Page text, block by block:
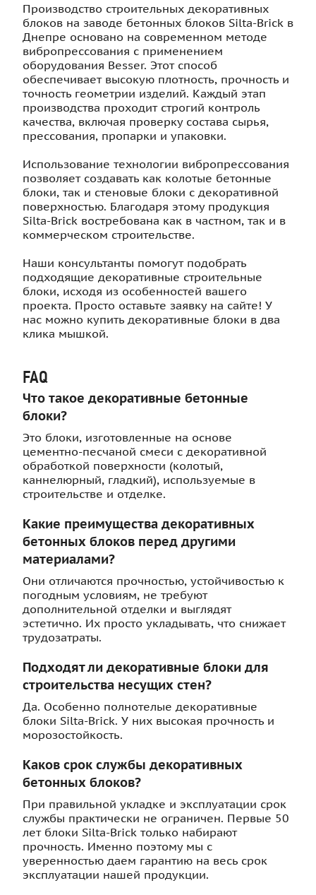
Производство строительных декоративных
блоков на заводе бетонных блоков Silta-Brick в
Днепре основано на современном методе
вибропрессования с применением
оборудования Besser. Этот способ
обеспечивает высокую плотность, прочность и
точность геометрии изделий. Каждый этап
производства проходит строгий контроль
качества, включая проверку состава сырья,
прессования, пропарки и упаковки.
Использование технологии вибропрессования
позволяет создавать как колотые бетонные
блоки, так и стеновые блоки с декоративной
поверхностью. Благодаря этому продукция
Silta-Brick востребована как в частном, так и в
коммерческом строительстве.
Наши консультанты помогут подобрать
подходящие декоративные строительные
блоки, исходя из особенностей вашего
проекта. Просто оставьте заявку на сайте! У
нас можно купить декоративные блоки в два
клика мышкой.
FAQ
Что такое декоративные бетонные
блоки?
Это блоки, изготовленные на основе
цементно-песчаной смеси с декоративной
обработкой поверхности (колотый,
каннелюрный, гладкий), используемые в
строительстве и отделке.
Какие преимущества декоративных
бетонных блоков перед другими
материалами?
Они отличаются прочностью, устойчивостью к
погодным условиям, не требуют
дополнительной отделки и выглядят
эстетично. Их просто укладывать, что снижает
трудозатраты.
Подходят ли декоративные блоки для
строительства несущих стен?
Да. Особенно полнотелые декоративные
блоки Silta-Brick. У них высокая прочность и
морозостойкость.
Каков срок службы декоративных
бетонных блоков?
При правильной укладке и эксплуатации срок
службы практически не ограничен. Первые 50
лет блоки Silta-Brick только набирают
прочность. Именно поэтому мы с
уверенностью даем гарантию на весь срок
эксплуатации нашей продукции.